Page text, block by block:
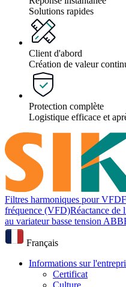
Solutions rapides
Client d'abord
Création de valeur
Protection complète
Logistique efficace et
Filtres harmoniques pour VFD
fréquence (VFD)Réactance de
au variateur basse tension ABB
Français
Informations sur
Certificat